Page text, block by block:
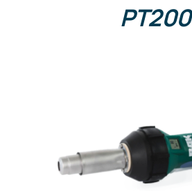
PT200
DETAILS